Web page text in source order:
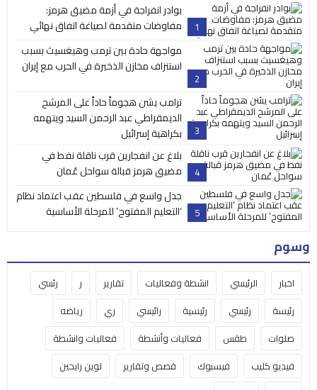
1
بوادر انفراجة في أزمة مضيق هرمز:
مفاوضات متقدمة لصياغة اتفاق نهائي
2
مواجهة حادة بين ترمب وهيغسيث بسبب
استنزاف مخازن الذخيرة في الحرب مع إيران
3
ترامب يشن هجوماً حاداً على المرشح
الديمقراطي عبد الرحمن السيد ويتهمه
بكراهية إسرائيل
4
بلاغ عن انفجارين قرب ناقلة نفط في
مضيق هرمز قبالة سواحل عُمان
5
جدل واسع في فلسطين عقب اعتماد نظام
‘التعليم المفتوح’ للمرحلة الأساسية
وسوم
اخبار الرئيسي انشطة وفعاليات تقارير ر
رئسي
رئيسة
رئيسي رئيسية رائيسي ري
رياضه
صلوات
طقس فعاليات وأنشطة
فعاليات وانشطة
فيديو كليب
فيسبوك قصص وتقارير
لوين رايحين